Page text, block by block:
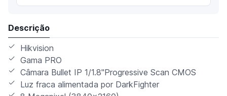
Descrição
Hikvision
Gama PRO
Câmara Bullet IP 1/1.8"Progressive Scan CMOS
Luz fraca alimentada por DarkFighter